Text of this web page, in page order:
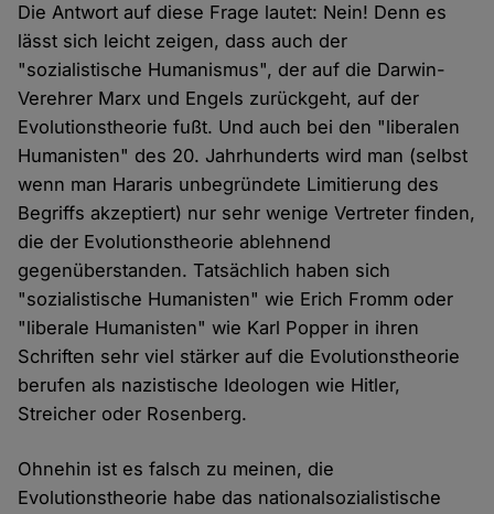
Die Antwort auf diese Frage lautet: Nein! Denn es
lässt sich leicht zeigen, dass auch der
"sozialistische Humanismus", der auf die Darwin-
Verehrer Marx und Engels zurückgeht, auf der
Evolutionstheorie fußt. Und auch bei den "liberalen
Humanisten" des 20. Jahrhunderts wird man (selbst
wenn man Hararis unbegründete Limitierung des
Begriffs akzeptiert) nur sehr wenige Vertreter finden,
die der Evolutionstheorie ablehnend
gegenüberstanden. Tatsächlich haben sich
"sozialistische Humanisten" wie Erich Fromm oder
"liberale Humanisten" wie Karl Popper in ihren
Schriften sehr viel stärker auf die Evolutionstheorie
berufen als nazistische Ideologen wie Hitler,
Streicher oder Rosenberg.
Ohnehin ist es falsch zu meinen, die
Evolutionstheorie habe das nationalsozialistische